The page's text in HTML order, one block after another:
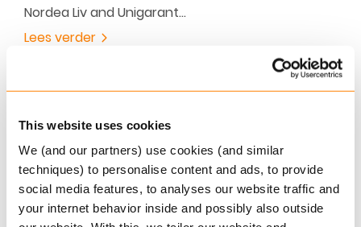
This website uses cookies
We (and our partners) use cookies (and similar
techniques) to personalise content and ads, to provide
social media features, to analyses our website traffic and
your internet behavior inside and possibly also outside
Nordea Liv and Unigarant…
Lees verder